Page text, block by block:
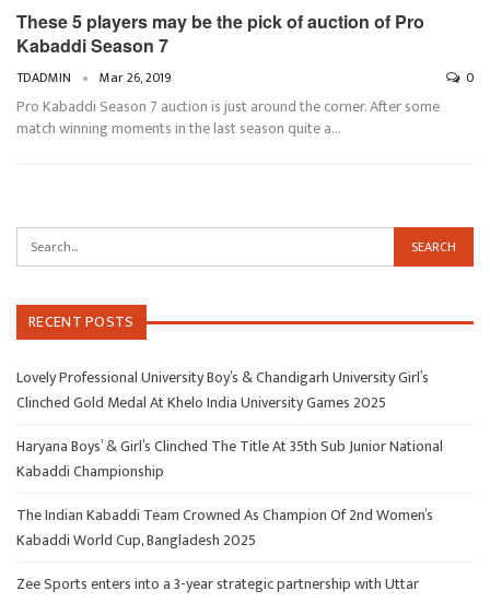
These 5 players may be the pick of auction of Pro
Kabaddi Season 7
TDADMIN Mar 26, 2019 0
Pro Kabaddi Season 7 auction is just around the corner. After some
match winning moments in the last season quite a…
RECENT POSTS
Lovely Professional University Boy’s & Chandigarh University Girl’s
Clinched Gold Medal At Khelo India University Games 2025
Haryana Boys’ & Girl’s Clinched The Title At 35th Sub Junior National
Kabaddi Championship
The Indian Kabaddi Team Crowned As Champion Of 2nd Women’s
Kabaddi World Cup, Bangladesh 2025
Zee Sports enters into a 3-year strategic partnership with Uttar